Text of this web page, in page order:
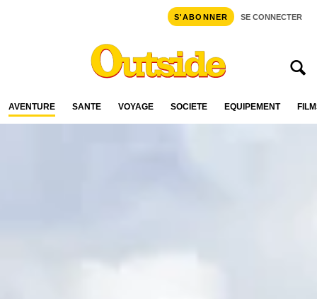
S'ABONNER SE CONNECTER
AVENTURE SANTÉ VOYAGE SOCIÉTÉ ÉQUIPEMENT